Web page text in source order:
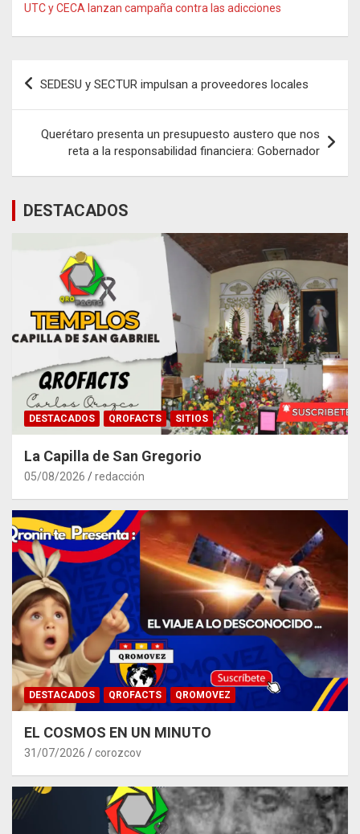
UTC y CECA lanzan campaña contra las adicciones
Navegación
entradas
SEDESU y SECTUR impulsan a proveedores locales
Querétaro presenta un presupuesto austero que nos
reta a la responsabilidad financiera: Gobernador
DESTACADOS
DESTACADOS QROFACTS SITIOS
La Capilla de San Gregorio
05/08/2026 redacción
DESTACADOS QROFACTS QROMOVEZ
EL COSMOS EN UN MINUTO
31/07/2026 corozcov